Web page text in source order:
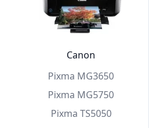
Canon
Pixma MG3650
Pixma MG5750
Pixma TS5050